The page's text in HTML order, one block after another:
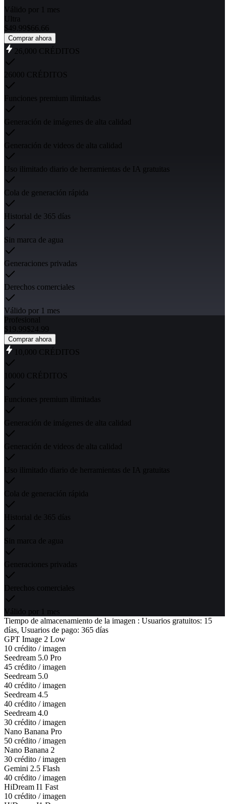
Válido por 1 mes
Ultra
$49.99$66.66
Comprar ahora
26,000 CRÉDITOS
26000 CRÉDITOS
Funciones premium ilimitadas
Generación de imágenes de alta calidad
Generación de videos de alta calidad
Uso ilimitado diario de herramientas de IA gratuitas
Cola de generación rápida
Historial de 365 días
Sin marca de agua
Generaciones privadas
Derechos comerciales
Válido por 1 mes
Profesional
$ 19.99$ 24.99
Comprar ahora
10,000 CRÉDITOS
10000 CRÉDITOS
Funciones premium ilimitadas
Generación de imágenes de alta calidad
Generación de videos de alta calidad
Uso ilimitado diario de herramientas de IA gratuitas
Cola de generación rápida
Historial de 365 días
Sin marca de agua
Generaciones privadas
Derechos comerciales
Válido por 1 mes
Tiempo de almacenamiento de la imagen : Usuarios gratuitos: 15
días, Usuarios de pago: 365 días
GPT Image 2 Low
10 crédito / imagen
Seedream 5.0 Pro
45 crédito / imagen
Seedream 5.0
40 crédito / imagen
Seedream 4.5
40 crédito / imagen
Seedream 4.0
30 crédito / imagen
Nano Banana Pro
50 crédito / imagen
Nano Banana 2
30 crédito / imagen
Gemini 2.5 Flash
40 crédito / imagen
HiDream I1 Fast
10 crédito / imagen